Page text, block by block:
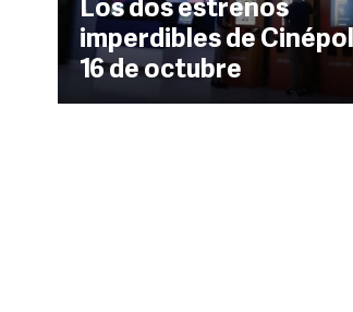
Los dos estrenos
imperdibles de
16 de octubre